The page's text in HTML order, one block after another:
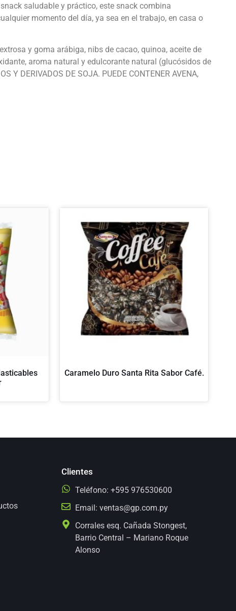
saludable y práctico, este snack combina
momento del día, ya sea en el trabajo, en casa o
y goma arábiga, nibs de cacao, quinoa, aceite de
aroma natural y edulcorante natural (glucósidos de
Y DERIVADOS DE SOJA. PUEDE CONTENER AVENA,
Caramelo Duro Santa Rita Sabor Café.
Clientes
Teléfono: +595 976530600
Email:ventas@gp.com.py
Corrales esq. Cañada Stongest,
Barrio Central – Mariano Roque
Alonso